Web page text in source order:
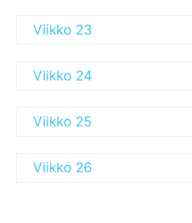
Viikko 23
Viikko 24
Viikko 25
Viikko 26